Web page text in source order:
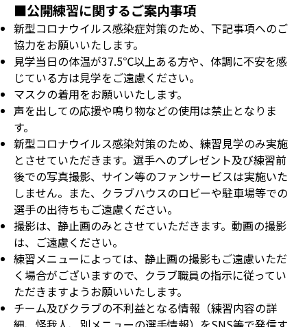
■公開練習に関するご案内事項
新型コロナウイルス感染症対策のため、下記事項へのご
協力をお願いいたします。
見学当日の体温が37.5℃以上ある方や、体調に不安を感
じている方は見学をご遠慮ください。
マスクの着用をお願いいたします。
声を出しての応援や鳴り物などの使用は禁止となりま
す。
新型コロナウイルス感染対策のため、練習見学のみ実施
とさせていただきます。選手へのプレゼント及び練習前
後での写真撮影、サイン等のファンサービスは実施いた
しません。また、クラブハウスのロビーや駐車場等での
選手の出待ちもご遠慮ください。
撮影は、静止画のみとさせていただきます。動画の撮影
は、ご遠慮ください。
練習メニューによっては、静止画の撮影もご遠慮いただ
く場合がございますので、クラブ職員の指示に従ってい
ただきますようお願いいたします。
チーム及びクラブの不利益となる情報（練習内容の詳